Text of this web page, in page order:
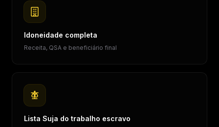
Idoneidade completa
Receita, QSA e beneficiário final
Lista Suja do trabalho escravo